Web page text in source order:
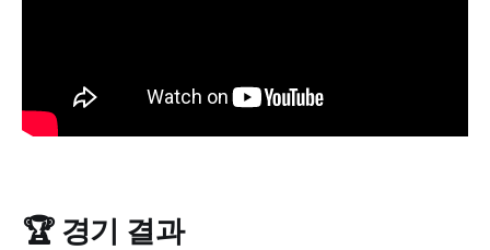
🏆 경기 결과